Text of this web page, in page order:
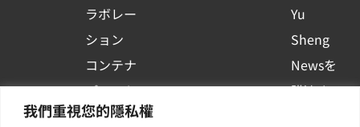
我們重視您的隱私權
ラボレー
ション
コンテナ
プラット
フォーム
e
Yu
Sheng
Newsを
購読する